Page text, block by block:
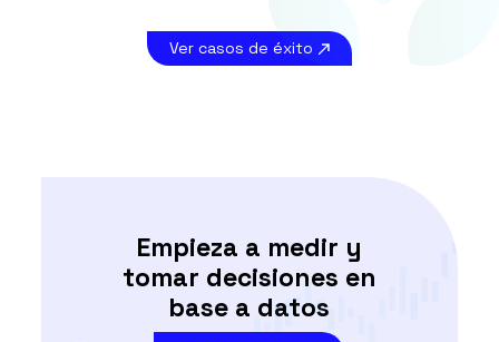
Ver casos de éxito
Empieza a medir y
tomar decisiones en
base a datos